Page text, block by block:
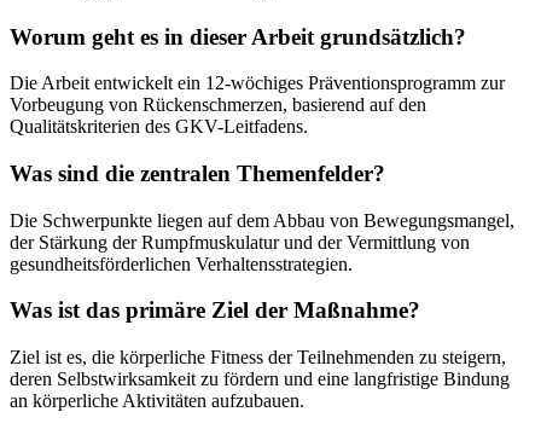
Worum geht es in dieser Arbeit grundsätzlich?
Die Arbeit entwickelt ein 12-wöchiges Präventionsprogramm zur
Vorbeugung von Rückenschmerzen, basierend auf den
Qualitätskriterien des GKV-Leitfadens.
Was sind die zentralen Themenfelder?
Die Schwerpunkte liegen auf dem Abbau von Bewegungsmangel,
der Stärkung der Rumpfmuskulatur und der Vermittlung von
gesundheitsförderlichen Verhaltensstrategien.
Was ist das primäre Ziel der Maßnahme?
Ziel ist es, die körperliche Fitness der Teilnehmenden zu steigern,
deren Selbstwirksamkeit zu fördern und eine langfristige Bindung
an körperliche Aktivitäten aufzubauen.